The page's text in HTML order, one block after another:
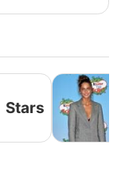
Stars